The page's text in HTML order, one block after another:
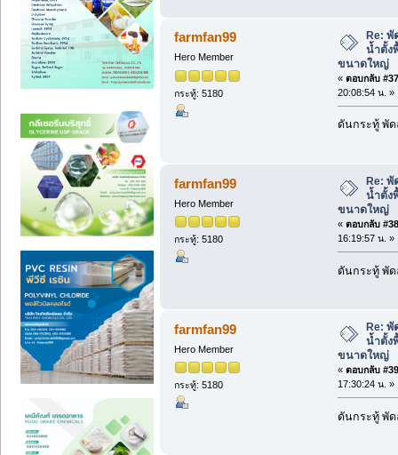
farmfan99
Hero Member
กระทู้: 5180
Re: พั
น้ำตั้ง
ขนาดใหญ่
« ตอบกลับ
20:08:54 น. »
ดันกระทู้ พั
farmfan99
Hero Member
กระทู้: 5180
Re: พั
น้ำตั้ง
ขนาดใหญ่
« ตอบกลับ
16:19:57 น. »
ดันกระทู้ พั
farmfan99
Hero Member
กระทู้: 5180
Re: พั
น้ำตั้ง
ขนาดใหญ่
« ตอบกลับ
17:30:24 น. »
ดันกระทู้ พั